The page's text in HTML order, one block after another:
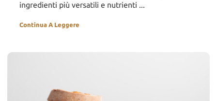
ingredienti più versatili e nutrienti ...
Continua A Leggere